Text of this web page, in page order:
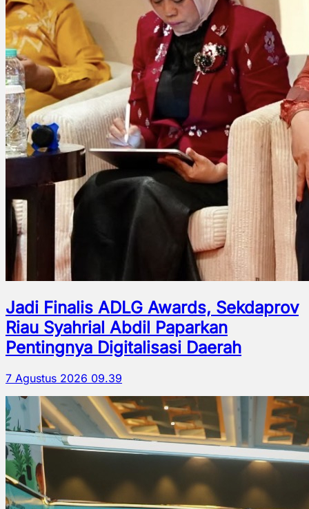
Jadi Finalis ADLG Awards, Sekdaprov
Riau Syahrial Abdil Paparkan
Pentingnya Digitalisasi Daerah
7 Agustus 2026 09.39